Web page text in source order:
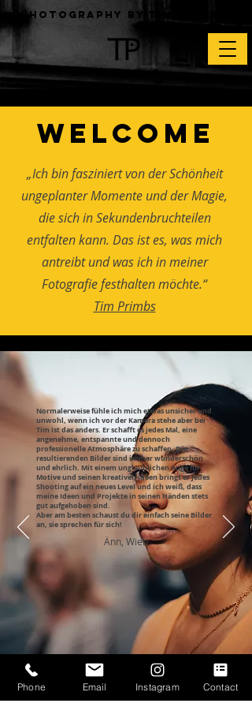
Photography by Tim Primbs
Welcome
„Ich bin fasziniert von der Schönheit
ungeplanter Momente und der Magie,
die sich in Sekundenbruchteilen
entfalten kann. Das ist es, was mich
antreibt und was ich in meiner
Fotografie festhalten möchte.“
Tim Primbs
Normalerweise fühle ich mich etwas unsicher und
unwohl, wenn ich vor der Kamera stehe aber bei
Tim ist das anders. Er schafft es jedes Mal, eine
angenehme, entspannte und dennoch
professionelle Atmosphäre zu schaffen. Die
resultierenden Bilder sind immer wunderschön
und ehrlich. Mit einem unglaublichen Auge für
Motive und seinen kreativen Ideen bringt er jedes
Shooting auf ein neues Level und ich weiß, dass
meine Ideen und Projekte in seinen Händen stets
gut aufgehoben sind.
Aber am besten schaust du dir einfach seine Bilder
an, sie sprechen für sich!
Änn, Wien
Phone Email Instagram Contact